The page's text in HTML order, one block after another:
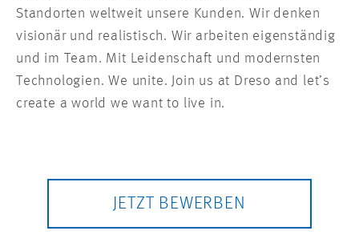
Standorten weltweit unsere Kunden. Wir denken
visionär und realistisch. Wir arbeiten eigenständig
und im Team. Mit Leidenschaft und modernsten
Technologien. We unite. Join us at Dreso and let’s
create a world we want to live in.
JETZT BEWERBEN